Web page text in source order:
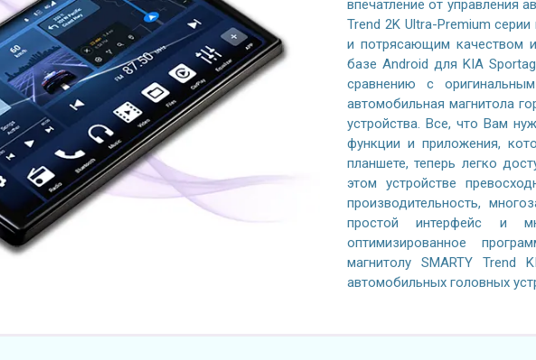
впечатление от управления
Trend 2K Ultra-Premium
и потрясающим качеством
базе Android для KIA
сравнению с
автомобильная магнитола
устройства. Все, что Вам
функции и приложения,
планшете, теперь легко
этом устройстве
производительность,
простой интерфейс и
оптимизированное
магнитолу SMARTY
автомобильных головных